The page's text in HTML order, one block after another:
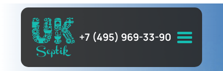
+7 (495) 969-33-90